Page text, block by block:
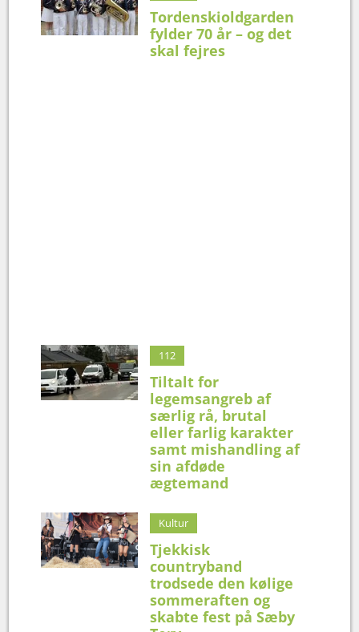
Tordenskioldgarden
fylder 70 år – og det
skal fejres
112
Tiltalt for
legemsangreb af
særlig rå, brutal
eller farlig karakter
samt mishandling af
sin afdøde
ægtemand
Kultur
Tjekkisk
countryband
trodsede den kølige
sommeraften og
skabte fest på Sæby